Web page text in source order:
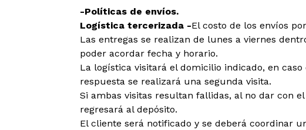
-Políticas de envíos.
Logística tercerizada -El costo de los envíos
Las entregas se realizan de lunes a viernes
poder acordar fecha y horario.
La logística visitará el domicilio indicado, en caso
respuesta se realizará una segunda visita.
Si ambas visitas resultan fallidas, al no dar con
regresará al depósito.
El cliente será notificado y se deberá coordinar